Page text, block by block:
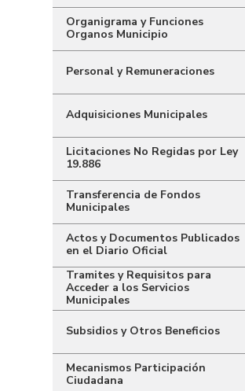
Organigrama y Funciones
Organos Municipio
Personal y Remuneraciones
Adquisiciones Municipales
Licitaciones No Regidas por Ley
19.886
Transferencia de Fondos
Municipales
Actos y Documentos Publicados
en el Diario Oficial
Tramites y Requisitos para
Acceder a los Servicios
Municipales
Subsidios y Otros Beneficios
Mecanismos Participación
Ciudadana